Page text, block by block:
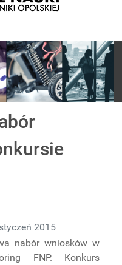
2015
nabór wniosków w
FNP. Konkurs